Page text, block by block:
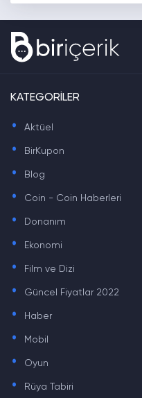
KATEGORİLER
. Aktüel
. BirKupon
. Blog
. Coin - Coin Haberleri
. Donanım
. Ekonomi
. Film ve Dizi
. Güncel Fiyatlar 2022
. Haber
. Mobil
. Oyun
. Rüya Tabiri